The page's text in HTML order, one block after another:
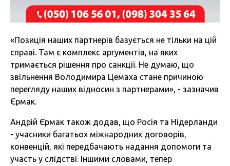
«Позиція наших партнерів базується не тільки на цій
справі. Там є комплекс аргументів, на яких
тримається рішення про санкції. Не думаю, що
звільнення Володимира Цемаха стане причиною
перегляду наших відносин з партнерами», - зазначив
Єрмак.
Андрій Єрмак також додав, що Росія та Нідерланди
- учасники багатьох міжнародних договорів,
конвенцій, які передбачають надання допомоги та
участь у слідстві. Іншими словами, тепер